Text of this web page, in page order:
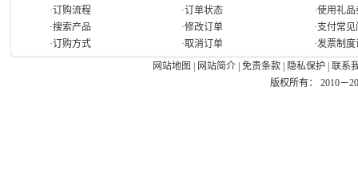
·订购流程
·搜索产品
·订购方式
·订单状态
·修改订单
·取消订单
·使用礼品
·支付常
·发票制
网站地图
网站简介 免责条款 隐私保护
联系
版权所有： 2010－